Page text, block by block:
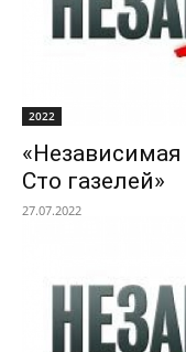
2022
«Независимая
Сто газелей»
27.07.2022